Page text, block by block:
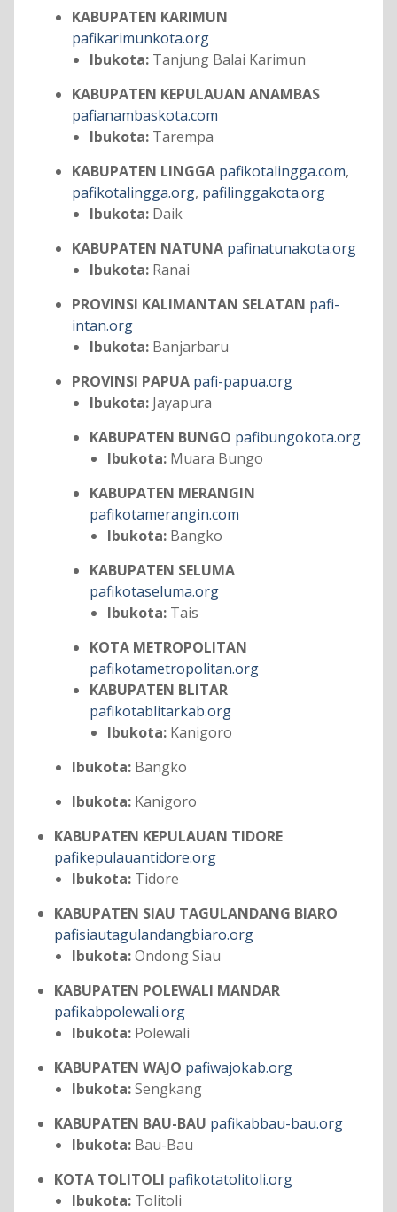
KABUPATEN KARIMUN
pafikarimunkota.org
Ibukota:Tanjung Balai Karimun
KABUPATEN KEPULAUAN ANAMBAS
pafianambaskota.com
Ibukota:Tarempa
KABUPATEN LINGGA pafikotalingga.com,
pafikotalingga.org, pafilinggakota.org
Ibukota:Daik
KABUPATEN NATUNA pafinatunakota.org
Ibukota:Ranai
PROVINSI KALIMANTAN SELATAN pafi-
intan.org
Ibukota:Banjarbaru
PROVINSI PAPUA pafi-papua.org
Ibukota:Jayapura
KABUPATEN BUNGO pafibungokota.org
Ibukota:Muara Bungo
KABUPATEN MERANGIN
pafikotamerangin.com
Ibukota:Bangko
KABUPATEN SELUMA
pafikotaseluma.org
Ibukota:Tais
KOTA METROPOLITAN
pafikotametropolitan.org
KABUPATEN BLITAR
pafikotablitarkab.org
Ibukota:Kanigoro
Ibukota:Bangko
Ibukota:Kanigoro
KABUPATEN KEPULAUAN TIDORE
pafikepulauantidore.org
Ibukota:Tidore
KABUPATEN SIAU TAGULANDANG BIARO
pafisiautagulandangbiaro.org
Ibukota:Ondong Siau
KABUPATEN POLEWALI MANDAR
pafikabpolewali.org
Ibukota:Polewali
KABUPATEN WAJO pafiwajokab.org
Ibukota:Sengkang
KABUPATEN BAU-BAU pafikabbau-bau.org
Ibukota:Bau-Bau
KOTA TOLITOLI pafikotatolitoli.org
Ibukota:Tolitoli